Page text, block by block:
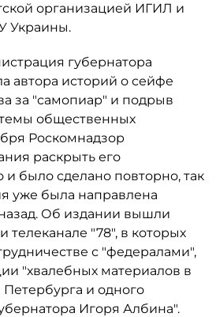
организацией ИГИЛ и
Украины.
губернатора
автора историй о сейфе
за "самопиар" и подрыв
общественных
Роскомнадзор
раскрыть его
и было сделано повторно, так
уже была направлена
назад. Об издании вышли
"78", в которых
с "федералами",
"хвалебных материалов в
Петербурга и одного
Игоря Албина".